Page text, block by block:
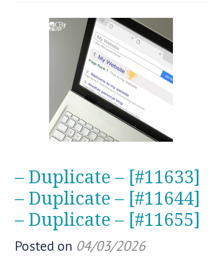
– Duplicate – [#11633]
– Duplicate – [#11644]
– Duplicate – [#11655]
Posted on 04/03/2026